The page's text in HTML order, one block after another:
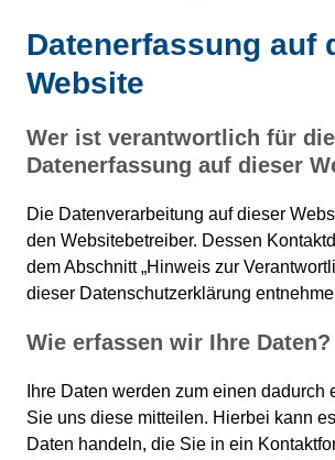
Datenerfassung auf
Website
Wer ist verantwortlich für die
Datenerfassung auf dieser
Die Datenverarbeitung auf dieser
den Websitebetreiber. Dessen
dem Abschnitt „Hinweis zur
dieser Datenschutzerklärung
Wie erfassen wir Ihre Daten?
Ihre Daten werden zum einen dadurch
Sie uns diese mitteilen. Hierbei kann
Daten handeln, die Sie in ein